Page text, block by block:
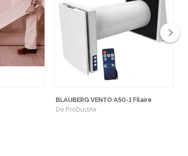
BLAUBERG VENTO A50-1 Filaire
De ProDuctAir